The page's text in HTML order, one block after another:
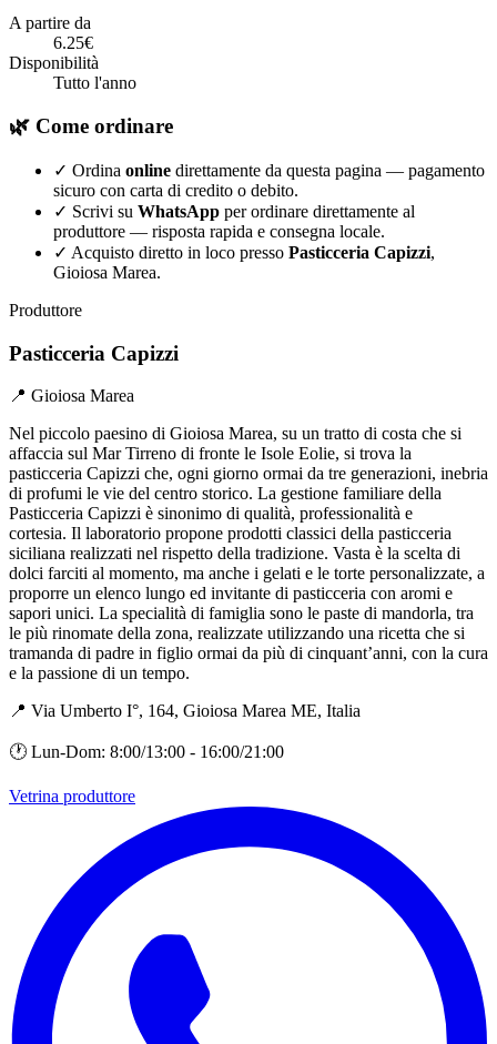
A partire da
6.25€
Disponibilità
Tutto l'anno
🌿 Come ordinare
✓ Ordina online direttamente da questa pagina — pagamento
sicuro con carta di credito o debito.
✓ Scrivi su WhatsApp per ordinare direttamente al
produttore — risposta rapida e consegna locale.
✓ Acquisto diretto in loco presso Pasticceria Capizzi,
Gioiosa Marea.
Produttore
Pasticceria Capizzi
📍 Gioiosa Marea
Nel piccolo paesino di Gioiosa Marea, su un tratto di costa che si
affaccia sul Mar Tirreno di fronte le Isole Eolie, si trova la
pasticceria Capizzi che, ogni giorno ormai da tre generazioni, inebria
di profumi le vie del centro storico. La gestione familiare della
Pasticceria Capizzi è sinonimo di qualità, professionalità e
cortesia. Il laboratorio propone prodotti classici della pasticceria
siciliana realizzati nel rispetto della tradizione. Vasta è la scelta di
dolci farciti al momento, ma anche i gelati e le torte personalizzate, a
proporre un elenco lungo ed invitante di pasticceria con aromi e
sapori unici. La specialità di famiglia sono le paste di mandorla, tra
le più rinomate della zona, realizzate utilizzando una ricetta che si
tramanda di padre in figlio ormai da più di cinquant’anni, con la cura
e la passione di un tempo.
📍 Via Umberto I°, 164, Gioiosa Marea ME, Italia
🕐 Lun-Dom: 8:00/13:00 - 16:00/21:00
Vetrina produttore